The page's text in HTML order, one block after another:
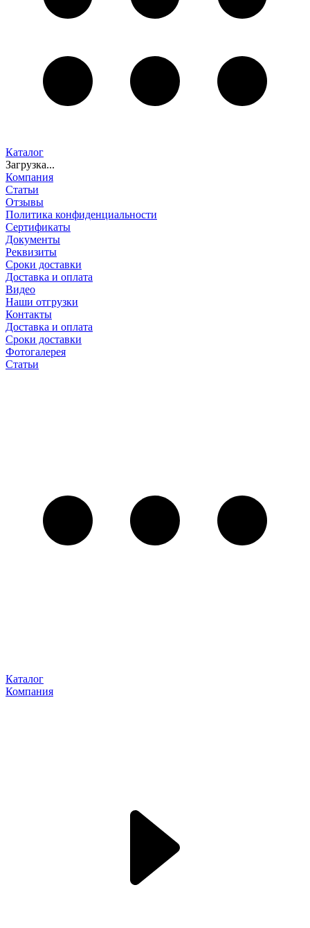
Каталог
Загрузка...
Компания
Статьи
Отзывы
Политика конфиденциальности
Сертификаты
Документы
Реквизиты
Сроки доставки
Доставка и оплата
Видео
Наши отгрузки
Контакты
Доставка и оплата
Сроки доставки
Фотогалерея
Статьи
Каталог
Компания